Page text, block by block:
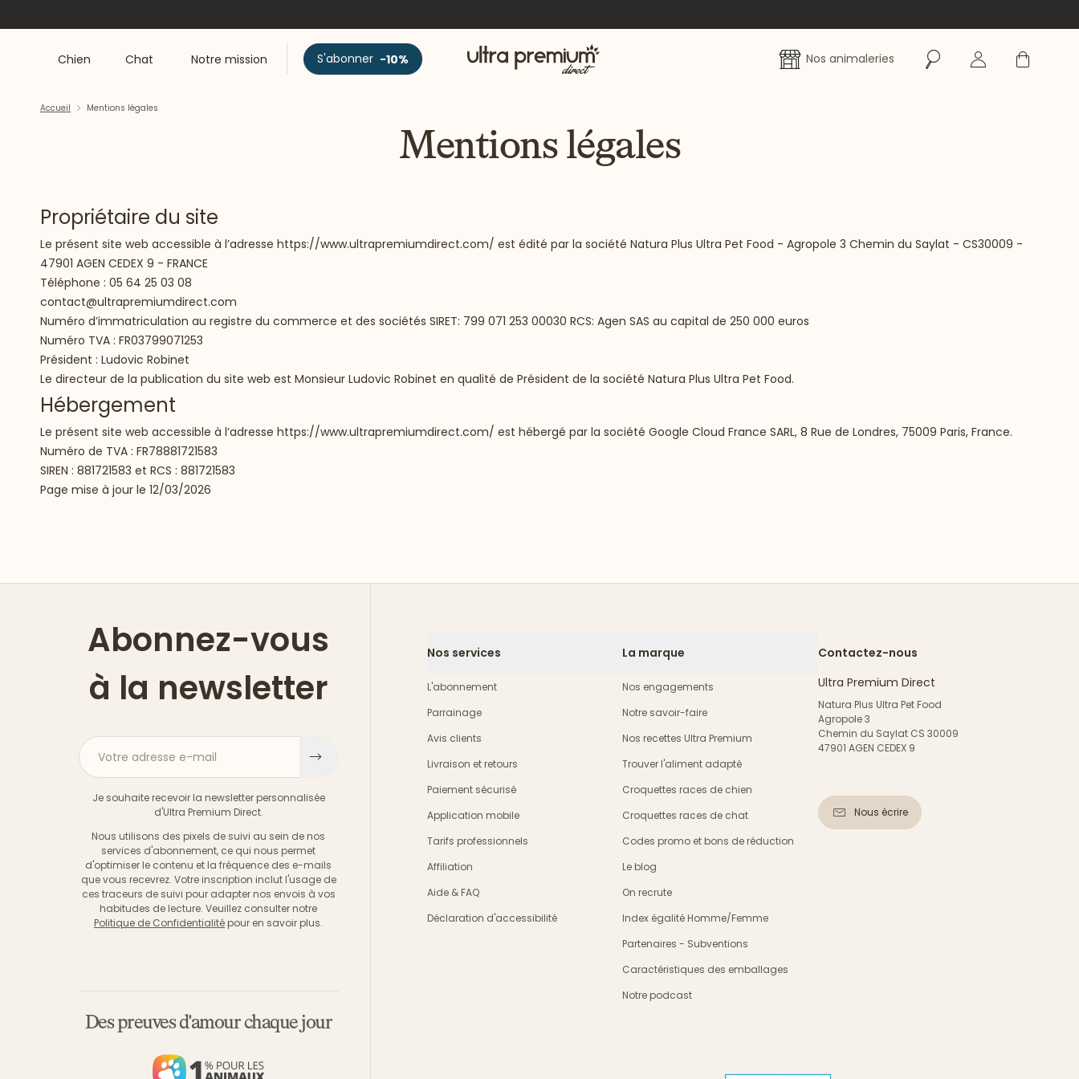
Chien Chat Notre mission S'abonner -10% Accueil Nos animaleries RechercherSe connecter
Panier
Accueil Mentions légales
Mentions légales
Propriétaire du site
Le présent site web accessible à l’adresse https://www.ultrapremiumdirect.com/ est édité par la société Natura Plus Ultra Pet Food - Agropole 3 Chemin du Saylat - CS30009 -
47901 AGEN CEDEX 9 - FRANCE
Téléphone : 05 64 25 03 08
contact@ultrapremiumdirect.com
Numéro d’immatriculation au registre du commerce et des sociétés SIRET: 799 071 253 00030 RCS: Agen SAS au capital de 250 000 euros
Numéro TVA : FR03799071253
Président : Ludovic Robinet
Le directeur de la publication du site web est Monsieur Ludovic Robinet en qualité de Président de la société Natura Plus Ultra Pet Food.
Hébergement
Le présent site web accessible à l’adresse https://www.ultrapremiumdirect.com/ est hébergé par la société Google Cloud France SARL, 8 Rue de Londres, 75009 Paris, France.
Numéro de TVA : FR78881721583
SIREN : 881721583 et RCS : 881721583
Page mise à jour le 12/03/2026
Abonnez-vous
à la newsletter
Votre adresse e-mail
Je souhaite recevoir la newsletter personnalisée
d'Ultra Premium Direct.
Nous utilisons des pixels de suivi au sein de nos
services d'abonnement, ce qui nous permet
d'optimiser le contenu et la fréquence des e-mails
que vous recevrez. Votre inscription inclut l'usage de
ces traceurs de suivi pour adapter nos envois à vos
habitudes de lecture. Veuillez consulter notre
Politique de Confidentialité pour en savoir plus.
Des preuves d'amour chaque jour
Nos services
L'abonnement
Parrainage
Avis clients
Livraison et retours
Paiement sécurisé
Application mobile
Tarifs professionnels
Affiliation
Aide & FAQ
Déclaration d'accessibilité
La marque
Nos engagements
Notre savoir-faire
Nos recettes Ultra Premium
Trouver l'aliment adapté
Croquettes races de chien
Croquettes races de chat
Codes promo et bons de réduction
Le blog
On recrute
Index égalité Homme/Femme
Partenaires - Subventions
Caractéristiques des emballages
Notre podcast
Contactez-nous
Ultra Premium Direct
Natura Plus Ultra Pet Food
Agropole 3
Chemin du Saylat CS 30009
47901 AGEN CEDEX 9
Nous écrire